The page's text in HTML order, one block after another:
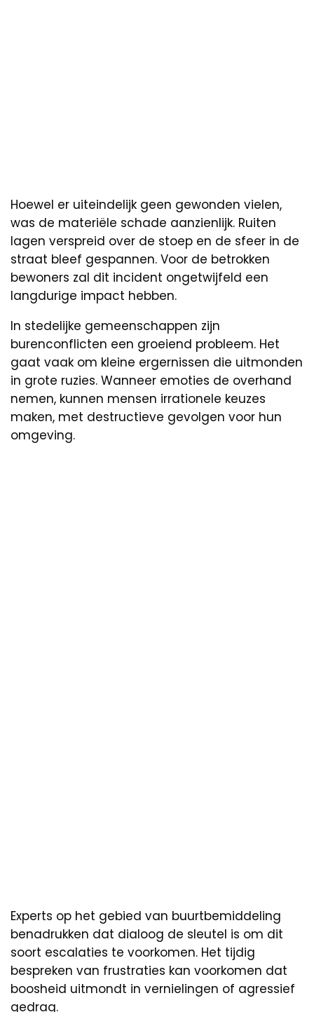
Hoewel er uiteindelijk geen gewonden vielen,
was de materiële schade aanzienlijk. Ruiten
lagen verspreid over de stoep en de sfeer in de
straat bleef gespannen. Voor de betrokken
bewoners zal dit incident ongetwijfeld een
langdurige impact hebben.
In stedelijke gemeenschappen zijn
burenconflicten een groeiend probleem. Het
gaat vaak om kleine ergernissen die uitmonden
in grote ruzies. Wanneer emoties de overhand
nemen, kunnen mensen irrationele keuzes
maken, met destructieve gevolgen voor hun
omgeving.
Experts op het gebied van buurtbemiddeling
benadrukken dat dialoog de sleutel is om dit
soort escalaties te voorkomen. Het tijdig
bespreken van frustraties kan voorkomen dat
boosheid uitmondt in vernielingen of agressief
gedrag.